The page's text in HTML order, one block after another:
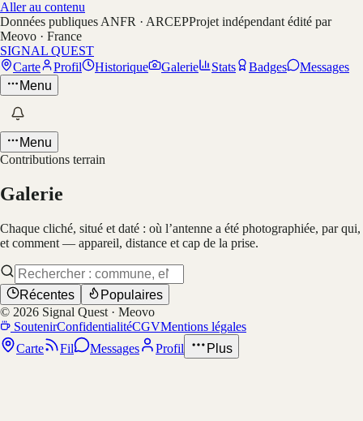
Aller au contenu
Données publiques ANFR · ARCEPProjet indépendant édité par
Meovo · France
SIGNAL QUEST
Carte
Profil Historique Galerie Stats Badges
Messages
Menu
Menu
Contributions terrain
Galerie
Chaque cliché, situé et daté : où l’antenne a été photographiée, par qui,
et comment — appareil, distance et cap de la prise.
Récentes
Populaires
© 2026 Signal Quest · Meovo
SoutenirConfidentialitéCGVMentions légales
Carte
Fil Messages Profil Plus